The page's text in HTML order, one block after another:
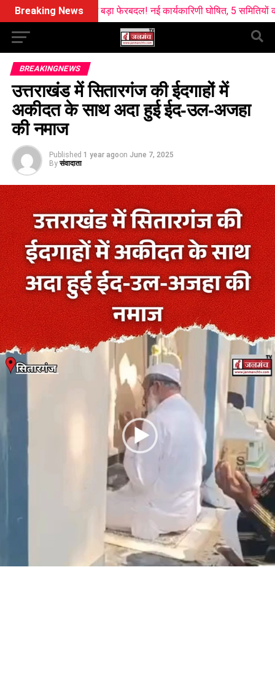
Breaking News
में बड़ा फेरबदल! नई कार्यकारिणी घोषित, 5 समितियों का भी गठन
BREAKINGNEWS
उत्तराखंड में सितारगंज की ईदगाहों में
अकीदत के साथ अदा हुई ईद-उल-अजहा
की नमाज
Published 1 year agoon June 7, 2025
By संवादाता